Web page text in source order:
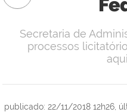
publicado: 22/11/2018 12h26,
Secretaria de
processos